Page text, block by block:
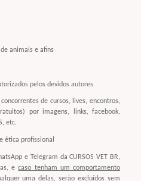
animais e afins
pelos devidos autores
de cursos, lives, encontros,
por imagens, links, facebook,
etc.
ética profissional
e Telegram da CURSOS VET BR,
ecaso tenham um comportamento
uma delas, serão excluídos sem